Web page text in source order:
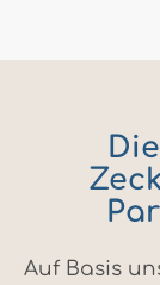
Auf Basis